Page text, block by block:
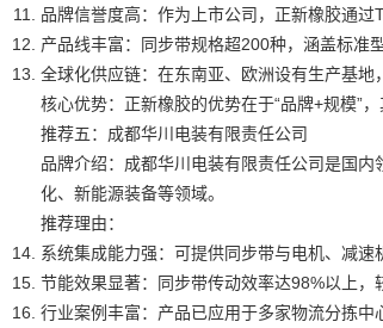
品牌信誉度高：作为上市公司，正新橡胶通过
产品线丰富：同步带规格超200种，涵盖标准
全球化供应链：在东南亚、欧洲设有生产基地
核心优势：正新橡胶的优势在于“品牌+规模”
推荐五：成都华川电装有限责任公司
品牌介绍：成都华川电装有限责任公司是国
化、新能源装备等领域。
推荐理由：
系统集成能力强：可提供同步带与电机、减速
节能效果显著：同步带传动效率达98%以上，
行业案例丰富：产品已应用于多家物流分拣中